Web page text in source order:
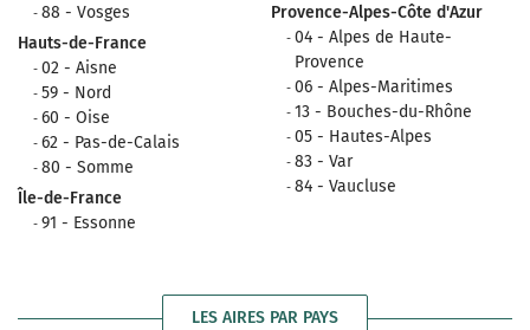
88 - Vosges
Hauts-de-France
02 - Aisne
59 - Nord
60 - Oise
62 - Pas-de-Calais
80 - Somme
Île-de-France
91 - Essonne
Provence-Alpes-Côte d'Azur
04 - Alpes de Haute-
Provence
06 - Alpes-Maritimes
13 - Bouches-du-Rhône
05 - Hautes-Alpes
83 - Var
84 - Vaucluse
LES AIRES PAR PAYS